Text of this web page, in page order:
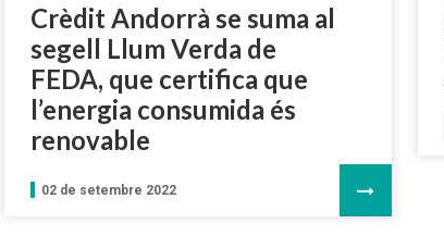
Crèdit Andorrà se suma al
segell Llum Verda de
FEDA, que certifica que
l’energia consumida és
renovable
02 de setembre 2022